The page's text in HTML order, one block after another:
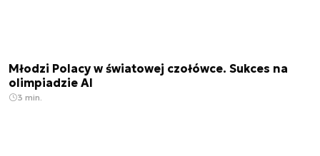
Młodzi Polacy w światowej czołówce. Sukces na
olimpiadzie AI
3 min.